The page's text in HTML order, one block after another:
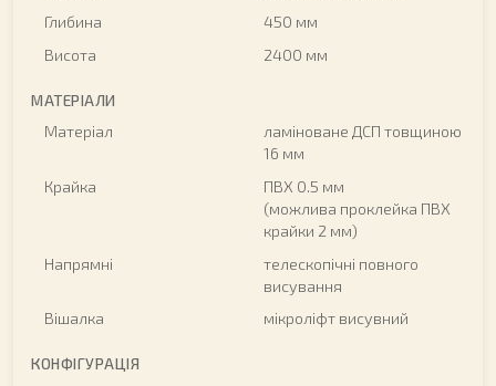
Глибина
450 мм
Висота
2400 мм
МАТЕРІАЛИ
Матеріал
ламіноване ДСП товщиною
16 мм
Крайка
ПВХ 0.5 мм
(можлива проклейка ПВХ
крайки 2 мм)
Напрямні
телескопічні повного
висування
Вішалка
мікроліфт висувний
КОНФІГУРАЦІЯ